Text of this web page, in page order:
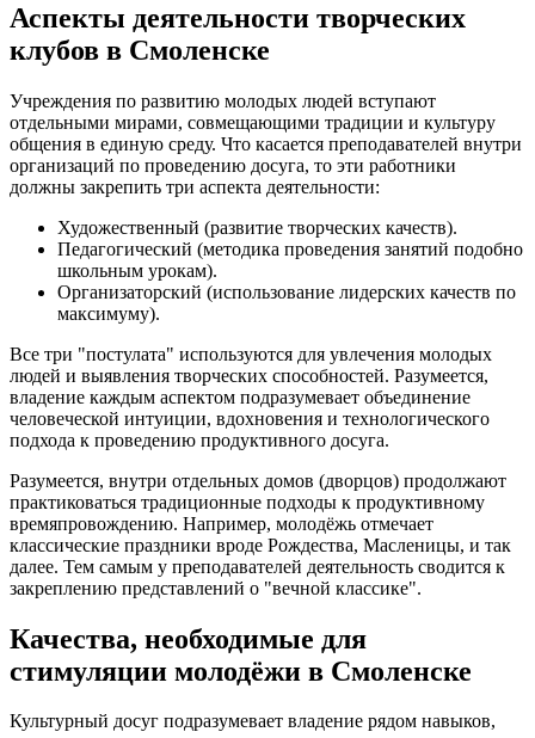
Аспекты деятельности творческих
клубов в Смоленске
Учреждения по развитию молодых людей вступают
отдельными мирами, совмещающими традиции и культуру
общения в единую среду. Что касается преподавателей внутри
организаций по проведению досуга, то эти работники
должны закрепить три аспекта деятельности:
Художественный (развитие творческих качеств).
Педагогический (методика проведения занятий подобно
школьным урокам).
Организаторский (использование лидерских качеств по
максимуму).
Все три "постулата" используются для увлечения молодых
людей и выявления творческих способностей. Разумеется,
владение каждым аспектом подразумевает объединение
человеческой интуиции, вдохновения и технологического
подхода к проведению продуктивного досуга.
Разумеется, внутри отдельных домов (дворцов) продолжают
практиковаться традиционные подходы к продуктивному
времяпровождению. Например, молодёжь отмечает
классические праздники вроде Рождества, Масленицы, и так
далее. Тем самым у преподавателей деятельность сводится к
закреплению представлений о "вечной классике".
Качества, необходимые для
стимуляции молодёжи в Смоленске
Культурный досуг подразумевает владение рядом навыков,